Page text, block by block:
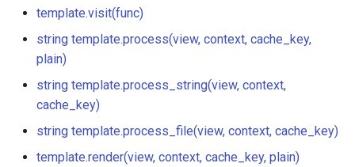
immutable
internal-redirect
ipscrub
ipset-access
string template.parse(view,
plain)
string
template.parse_string(view,
plain)
template.visit(func)
string template.process(view, context, cache_key,
plain)
string template.process_string(view, context,
cache_key)
string template.process_file(view, context, cache_key)
template.render(view, context, cache_key, plain)